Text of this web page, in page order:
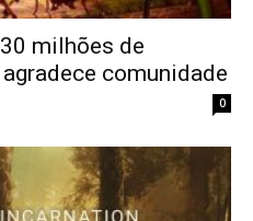
milhões de
comunidade
0